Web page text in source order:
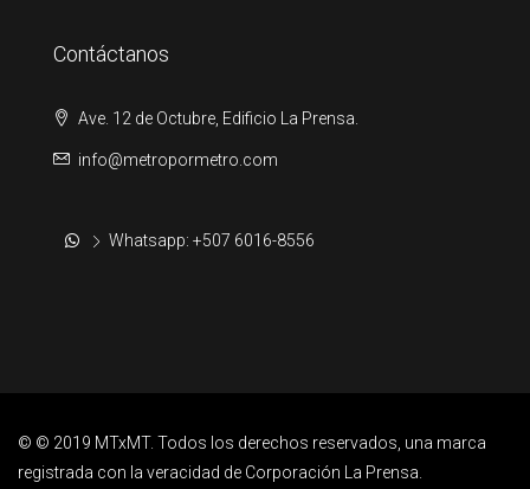
Contáctanos
Ave. 12 de Octubre, Edificio La Prensa.
info@metropormetro.com
Whatsapp: +507 6016-8556
© © 2019 MTxMT. Todos los derechos reservados, una marca
registrada con la veracidad de Corporación La Prensa.